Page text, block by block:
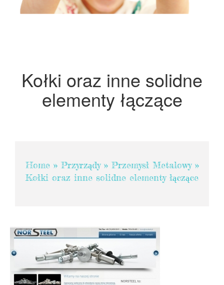
Oferty Pracy
Remonty, Elektryk, Hydraulik
Materiały Budowlane
Nieruchomości, Działki
Domy, Mieszkania
Kursy Językowe
Kursy i Szkolenia
Tłumaczenia
Książki, Czasopisma
Kołki oraz inne solidne
elementy łączące
Home» Przyrządy» Przemysł Metalowy»
Kołki oraz inne solidne elementy łączące